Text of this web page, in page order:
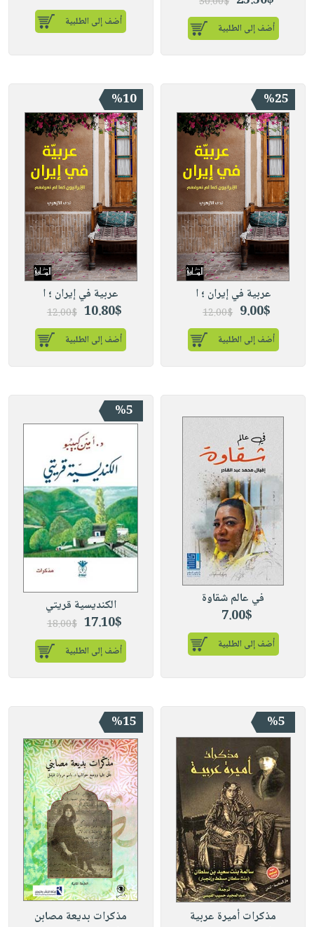
أضف إلى الطلبية أضف إلى الطلبية
%25
عربية في إيران ؛ ا
9.00$
12.00$
أضف إلى الطلبية
%10
عربية في إيران ؛ ا
10.80$
12.00$
أضف إلى الطلبية
في عالم شقاوة
7.00$
أضف إلى الطلبية
%5
الكنديسية قريتي
17.10$
18.00$
أضف إلى الطلبية
%5
مذكرات أميرة عربية
%15
مذكرات بديعة مصابن